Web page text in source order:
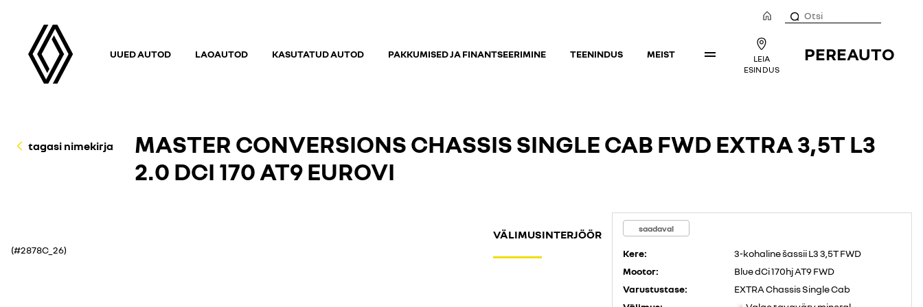
LEIA
ESINDUS
PEREAUTO
UUED AUTOD LAOAUTOD KASUTATUD AUTOD PAKKUMISED JA FINANTSEERIMINE TEENINDUS MEIST
tagasi nimekirja
MASTER CONVERSIONS CHASSIS SINGLE CAB FWD EXTRA 3,5T L3
2.0 DCI 170 AT9 EUROVI
(#2878C_26)
VÄLIMUSINTERJÖÖR saadaval
Kere:
3-kohaline šassii L3 3,5T FWD
Mootor:
Blue dCi 170hj AT9 FWD
Varustustase:
EXTRA Chassis Single Cab